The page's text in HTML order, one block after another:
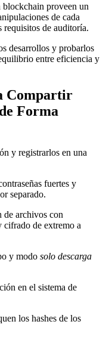
blockchain proveen un
de cada
requisitos de auditoría.
desarrollos y probarlos
entre eficiencia y
Compartir
Forma
y registrarlos en una
fuertes y
separado.
archivos con
cifrado de extremo a
y modo solo descarga
en el sistema de
los hashes de los